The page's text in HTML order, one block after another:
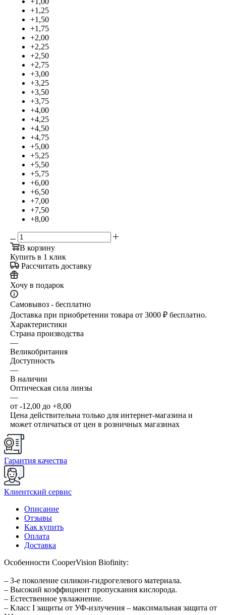
+1,25
+1,50
+1,75
+2,00
+2,25
+2,50
+2,75
+3,00
+3,25
+3,50
+3,75
+4,00
+4,25
+4,50
+4,75
+5,00
+5,25
+5,50
+5,75
+6,00
+6,50
+7,00
+7,50
+8,00
В корзину
Купить в 1 клик
Рассчитать доставку
Хочу в подарок
Самовывоз - бесплатно
Доставка при приобретении товара от 3000 ₽ бесплатно.
Характеристики
Страна производства
—
Великобритания
Доступность
—
В наличии
Оптическая сила линзы
—
от -12,00 до +8,00
Цена действительна только для интернет-магазина и
может отличаться от цен в розничных магазинах
Гарантия качества
Клиентский сервис
Описание
Отзывы
Как купить
Оплата
Доставка
Особенности CooperVision Biofinity:
– 3-е поколение силикон-гидрогелевого материала.
– Высокий коэффициент пропускания кислорода.
– Естественное увлажнение.
– Класс I защиты от УФ-излучения – максимальная защита от